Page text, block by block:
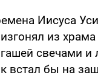
Иисуса
из
свечами и
встал бы на